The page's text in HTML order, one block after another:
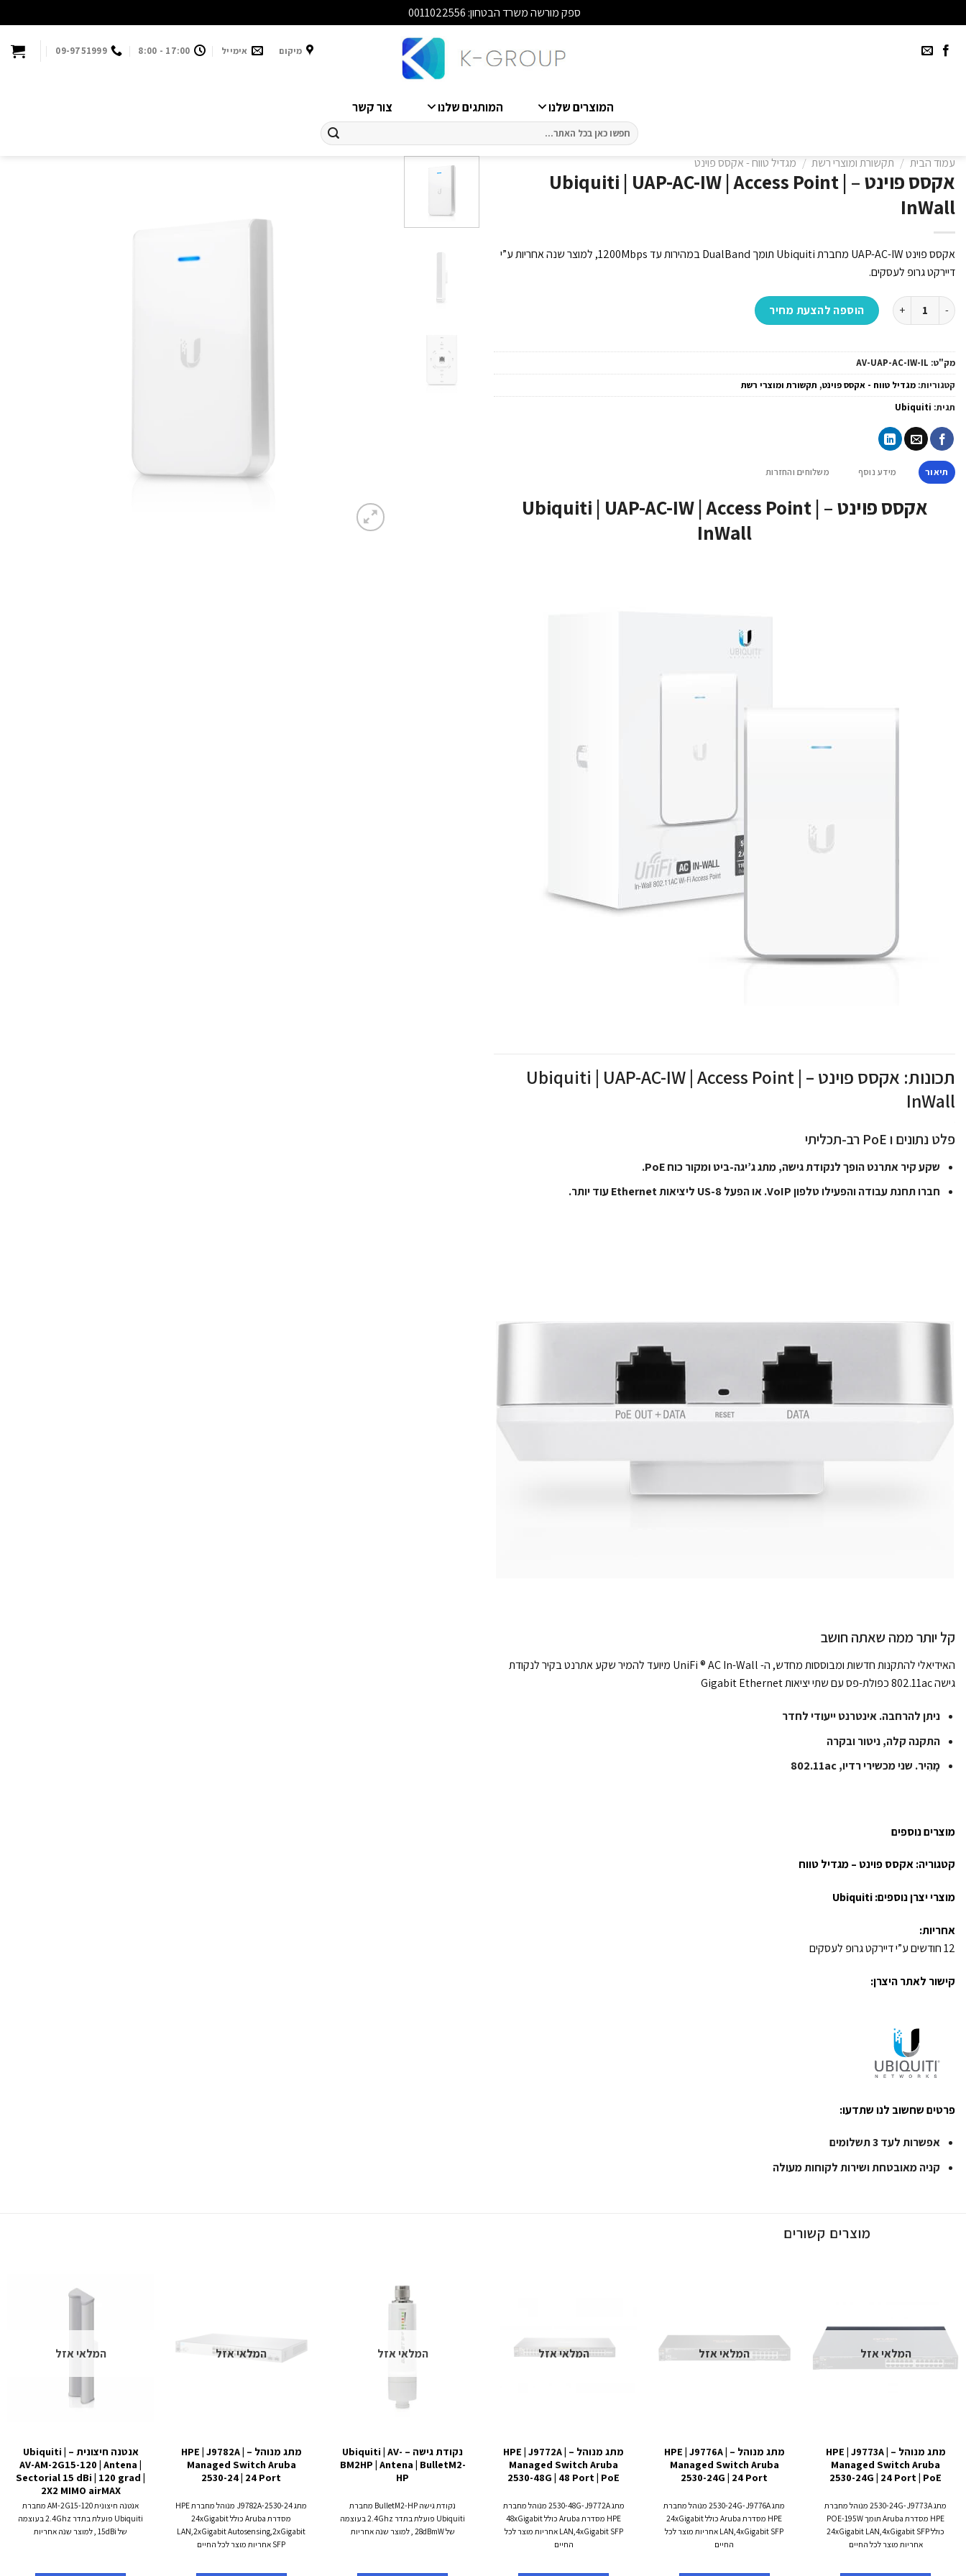
ספק מורשה משרד הבטחון: 0011022556
מיקום אימייל 17:00 - 8:00
09-9751999
המוצרים שלנו המותגים שלנו צור קשר
חיפוש
עבור:
עמוד הבית / תקשורת ומוצרי רשת / מגדיל טווח - אקסס פוינט
אקסס פוינט – Ubiquiti | UAP-AC-IW | Access Point |
InWall
אקסס פוינט UAP-AC-IW מחברת Ubiquiti תומך DualBand במהירות עד 1200Mbps, למוצר שנה אחריות ע”י
דיירקט גרופ לעסקים.
כמות של אקסס פוינט - Ubiquiti | UAP-AC-IW | Access Point | InWallהוספה להצעת מחיר
מק"ט: AV-UAP-AC-IW-IL
קטגוריות: מגדיל טווח - אקסס פוינט, תקשורת ומוצרי רשת
תגית: Ubiquiti
תיאור מידע נוסף משלוחים והחזרות
אקסס פוינט – Ubiquiti | UAP-AC-IW | Access Point |
InWall
תכונות: אקסס פוינט – Ubiquiti | UAP-AC-IW | Access Point |
InWall
פלט נתונים ו PoE רב-תכליתי
שקע קיר אתרנט הופך לנקודת גישה, מתג ג’יגה-ביט ומקור כוח PoE.
חברו תחנת עבודה והפעילו טלפון VoIP. או הפעל US-8 ליציאות Ethernet עוד יותר.
קל יותר ממה שאתה חושב
האידיאלי להתקנות חדשות ומבוססות מחדש, ה- UniFi ® AC In-Wall מיועד להמיר שקע אתרנט בקיר לנקודת
גישה 802.11ac כפולת-פס עם שתי יציאות Gigabit Ethernet
ניתן להרחבה. אינטרנט ייעודי לחדר
התקנה קלה, ניטור ובקרה
מָהִיר. שני מכשירי רדיו, 802.11ac
מוצרים נוספים
קטגוריה:אקסס פוינט – מגדיל טווח
מוצרי יצרן נוספים:Ubiquiti
אחריות:
12 חודשים ע”י דיירקט גרופ לעסקים
קישור לאתר היצרן:
פרטים שחשוב לנו שתדעו:
אפשרות לעד 3 תשלומים
קניה מאובטחת ושירות לקוחות מעולה
מוצרים קשורים
המלאי אזל
מתג מנוהל – HPE | J9773A |
Managed Switch Aruba
2530-24G | 24 Port | PoE
מתג 2530-24G-J9773A מנוהל מחברת
HPE מסדרת Aruba תומך POE-195W
כולל 24xGigabit LAN,4xGigabit SFP
אחריות מוצר לכל החיים
המלאי אזל
מתג מנוהל – HPE | J9776A |
Managed Switch Aruba
2530-24G | 24 Port
מתג 2530-24G-J9776A מנוהל מחברת
HPE מסדרת Aruba כולל 24xGigabit
LAN,4xGigabit SFP אחריות מוצר לכל
החיים
המלאי אזל
מתג מנוהל – HPE | J9772A |
Managed Switch Aruba
2530-48G | 48 Port | PoE
מתג 2530-48G-J9772A מנוהל מחברת
HPE מסדרת Aruba כולל 48xGigabit
LAN,4xGigabit SFP אחריות מוצר לכל
החיים
המלאי אזל
נקודת גישה – Ubiquiti | AV-
BM2HP | Antena | BulletM2-
HP
נקודת גישה BulletM2-HP מחברת
Ubiquiti פועלת בתדר 2.4Ghz בעוצמה
של 28dBmW , למוצר שנה אחריות
המלאי אזל
מתג מנוהל – HPE | J9782A |
Managed Switch Aruba
2530-24 | 24 Port
מתג 2530-24-J9782A מנוהל מחברת HPE
מסדרת Aruba כולל 24xGigabit
LAN,2xGigabit Autosensing,2xGigabit
SFP אחריות מוצר לכל החיים
המלאי אזל
אנטנה חיצונית – Ubiquiti |
AV-AM-2G15-120 | Antena |
Sectorial 15 dBi | 120 grad |
2X2 MIMO airMAX
אנטנה חיצונית AM-2G15-120 מחברת
Ubiquiti פועלת בתדר 2.4Ghz בעוצמה
של 15dBi , למוצר שנה אחריות